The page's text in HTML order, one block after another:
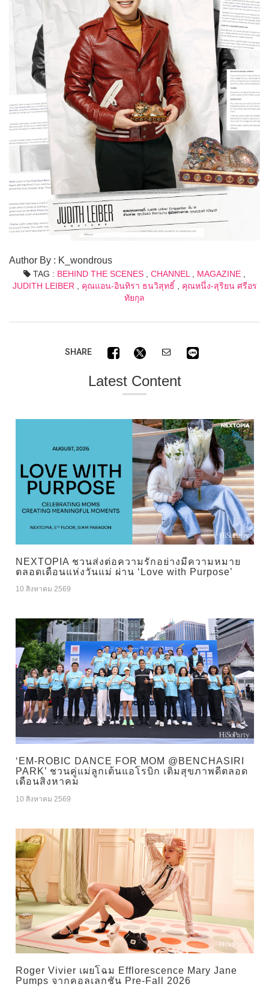
Author By : K_wondrous
TAG : BEHIND THE SCENES , CHANNEL, MAGAZINE ,
JUDITH LEIBER, คุณแอน-อินทิรา ธนวิสุทธิ์ , คุณหนึ่ง-สุริยน ศรีอร
ทัยกุล
SHARE
Latest Content
NEXTOPIA ชวนส่งต่อความรักอย่างมีความหมาย
ตลอดเดือนแห่งวันแม่ ผ่าน ‘Love with Purpose’
10 สิงหาคม 2569
‘EM-ROBIC DANCE FOR MOM @BENCHASIRI
PARK’ ชวนคู่แม่ลูกเต้นแอโรบิก เติมสุขภาพดีตลอด
เดือนสิงหาคม
10 สิงหาคม 2569
Roger Vivier เผยโฉม Efflorescence Mary Jane
Pumps จากคอลเลกชัน Pre-Fall 2026